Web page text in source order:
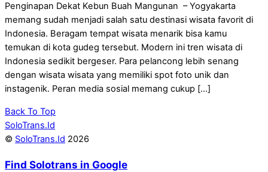
Penginapan Dekat Kebun Buah Mangunan – Yogyakarta
memang sudah menjadi salah satu destinasi wisata favorit di
Indonesia. Beragam tempat wisata menarik bisa kamu
temukan di kota gudeg tersebut. Modern ini tren wisata di
Indonesia sedikit bergeser. Para pelancong lebih senang
dengan wisata wisata yang memiliki spot foto unik dan
instagenik. Peran media sosial memang cukup […]
Back To Top
SoloTrans.Id
© SoloTrans.Id 2026
Find Solotrans in Google